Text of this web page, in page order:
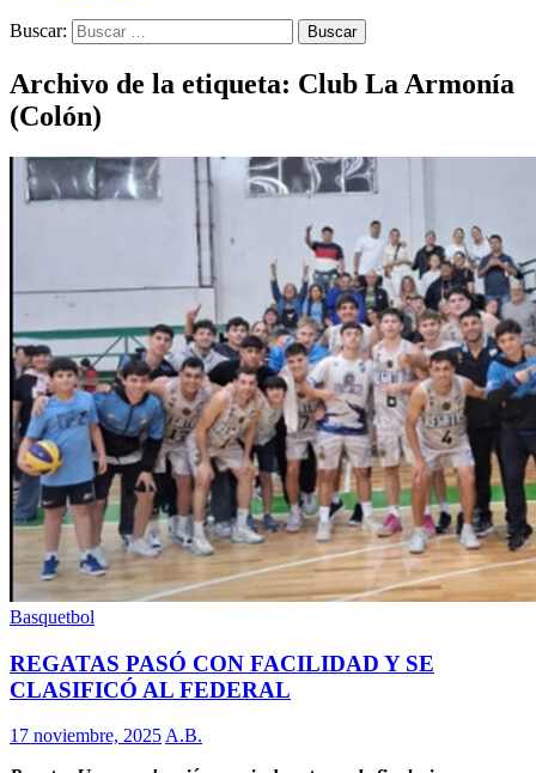
Buscar:
Archivo de la etiqueta: Club La Armonía
(Colón)
Basquetbol
REGATAS PASÓ CON FACILIDAD Y SE
CLASIFICÓ AL FEDERAL
17 noviembre, 2025 A.B.